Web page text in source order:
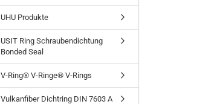
UHU Produkte
USIT Ring Schraubendichtung
Bonded Seal
V-Ring® V-Ringe® V-Rings
Vulkanfiber Dichtring DIN 7603 A